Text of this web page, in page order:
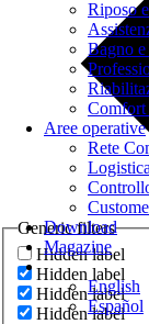
Generic filters
Hidden label
Hidden label
Hidden label
Hidden label
Riposo
Bagno
Comfort
Aree operative
Rete
Logistica
Download
Magazine
English
Español